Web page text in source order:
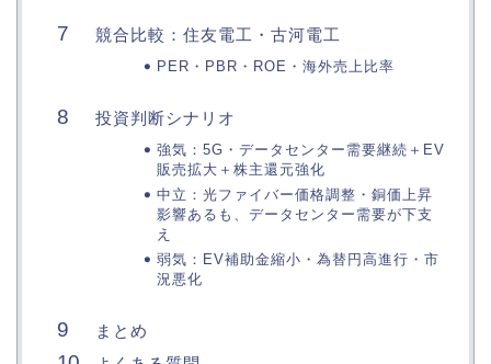
競合比較：住友電工・古河電工
PER・PBR・ROE・海外売上比率
投資判断シナリオ
強気：5G・データセンター需要継続＋EV
販売拡大＋株主還元強化
中立：光ファイバー価格調整・銅価上昇
影響あるも、データセンター需要が下支
え
弱気：EV補助金縮小・為替円高進行・市
況悪化
まとめ